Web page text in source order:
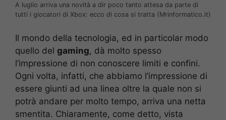
A luglio arriva una novità a dir poco tanto attesa da parte di
tutti i giocatori di Xbox: ecco di cosa si tratta (Mrinformatico.it)
Il mondo della tecnologia, ed in particolar modo
quello del gaming, dà molto spesso
l’impressione di non conoscere limiti e confini.
Ogni volta, infatti, che abbiamo l’impressione di
essere giunti ad una linea oltre la quale non si
potrà andare per molto tempo, arriva una netta
smentita. Chiaramente, come detto, vista